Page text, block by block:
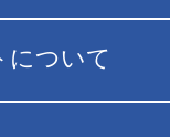
について